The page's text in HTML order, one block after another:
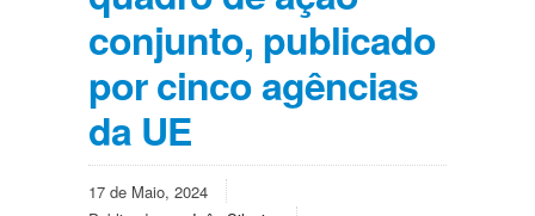
conjunto, publicado
por cinco agências
da UE
17 de Maio, 2024